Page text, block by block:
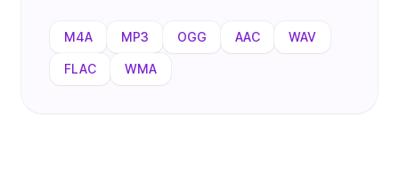
M4A MP3 OGG AAC WAV
FLAC WMA